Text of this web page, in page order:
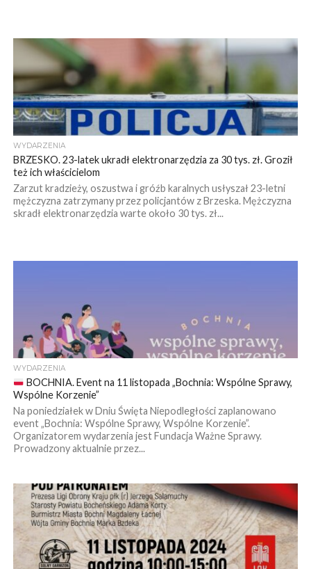
WYDARZENIA
BRZESKO. 23-latek ukradł elektronarzędzia za 30 tys. zł. Groził
też ich właścicielom
Zarzut kradzieży, oszustwa i gróźb karalnych usłyszał 23-letni
mężczyzna zatrzymany przez policjantów z Brzeska. Mężczyzna
skradł elektronarzędzia warte około 30 tys. zł...
WYDARZENIA
BOCHNIA. Event na 11 listopada „Bochnia: Wspólne Sprawy,
Wspólne Korzenie”
Na poniedziałek w Dniu Święta Niepodległości zaplanowano
event „Bochnia: Wspólne Sprawy, Wspólne Korzenie”.
Organizatorem wydarzenia jest Fundacja Ważne Sprawy.
Prowadzony aktualnie przez...